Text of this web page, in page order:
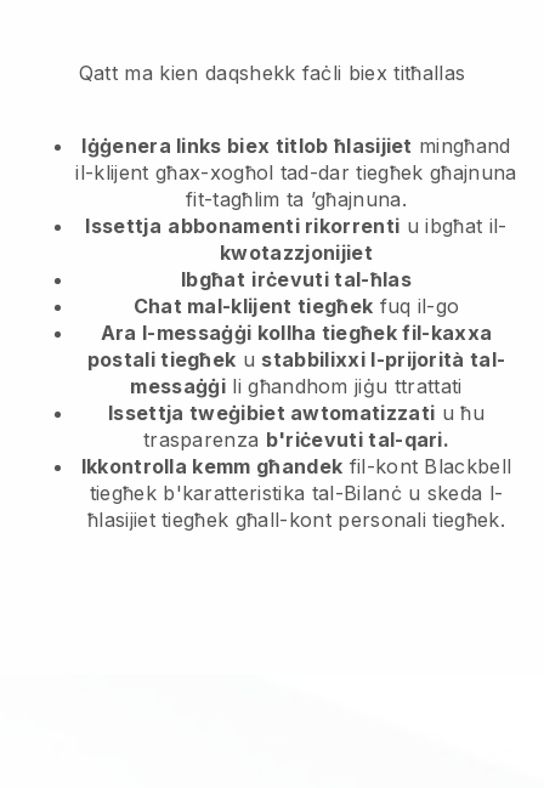
Qatt ma kien daqshekk faċli biex titħallas
Iġġenera links biex titlob ħlasijiet mingħand
il-klijent għax-xogħol tad-dar tiegħek għajnuna
fit-tagħlim ta ’għajnuna.
Issettja abbonamenti rikorrenti u ibgħat il-
kwotazzjonijiet
Ibgħat irċevuti tal-ħlas
Chat mal-klijent tiegħek fuq il-go
Ara l-messaġġi kollha tiegħek fil-kaxxa
postali tiegħek u stabbilixxi l-prijorità tal-
messaġġili għandhom jiġu ttrattati
Issettja tweġibiet awtomatizzati u ħu
trasparenza b'riċevuti tal-qari.
Ikkontrolla kemm għandek fil-kont Blackbell
tiegħek b'karatteristika tal-Bilanċ u skeda l-
ħlasijiet tiegħek għall-kont personali tiegħek.